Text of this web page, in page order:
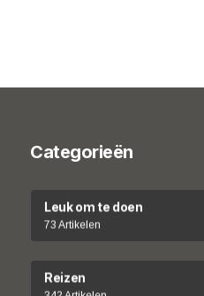
Categorieën
Leuk om te doen
73 Artikelen
Reizen